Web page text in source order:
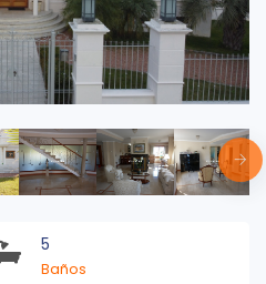
5
Baños